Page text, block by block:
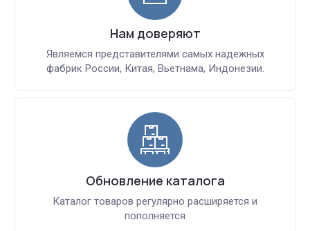
Нам доверяют
Являемся представителями самых надежных
фабрик России, Китая, Вьетнама, Индонезии.
Обновление каталога
Каталог товаров регулярно расширяется и
пополняется